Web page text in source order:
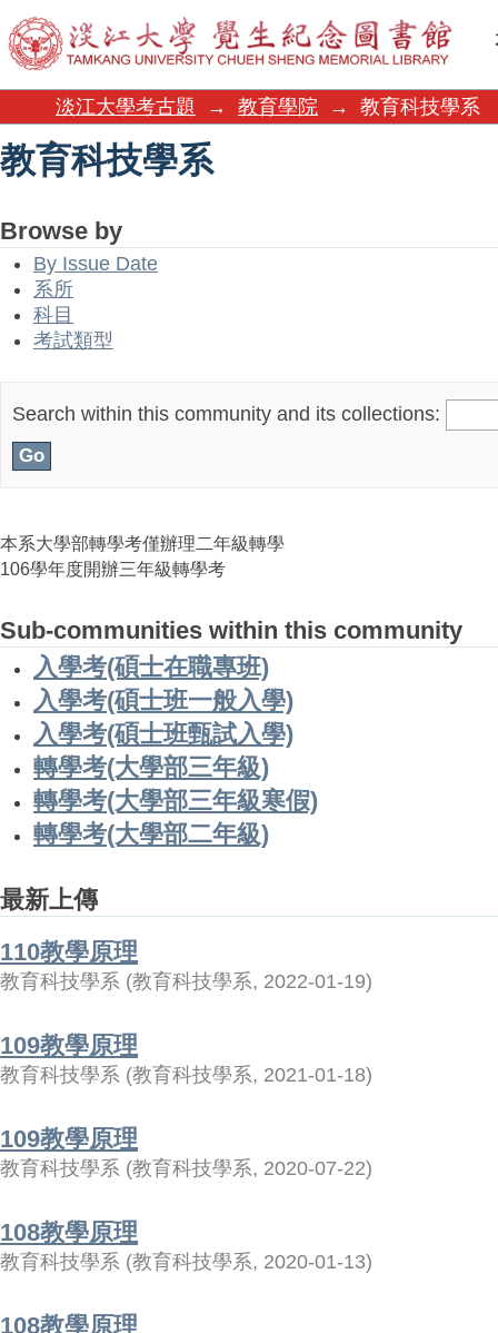
教育科技學系
淡江大學考古題 → 教育學院 → 教育科技學系
教育科技學系
Browse by
By Issue Date
系所
科目
考試類型
Search within this community and its collections:
本系大學部轉學考僅辦理二年級轉學
106學年度開辦三年級轉學考
Sub-communities within this community
入學考(碩士在職專班)
入學考(碩士班一般入學)
入學考(碩士班甄試入學)
轉學考(大學部三年級)
轉學考(大學部三年級寒假)
轉學考(大學部二年級)
最新上傳
110教學原理
教育科技學系 (教育科技學系, 2022-01-19)
109教學原理
教育科技學系 (教育科技學系, 2021-01-18)
109教學原理
教育科技學系 (教育科技學系, 2020-07-22)
108教學原理
教育科技學系 (教育科技學系, 2020-01-13)
108教學原理